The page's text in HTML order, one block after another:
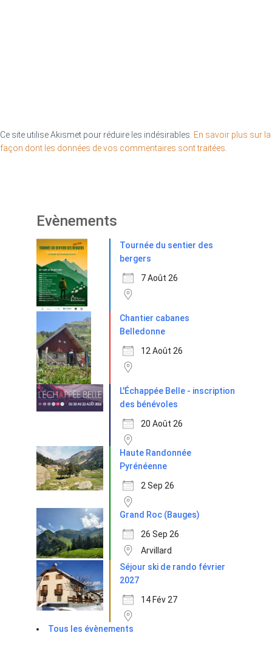
Ce site utilise Akismet pour réduire les indésirables. En savoir plus sur la
façon dont les données de vos commentaires sont traitées
Evènements
Tournée du sentier des
bergers
7 Août 26
Chantier cabanes
Belledonne
12 Août 26
L'Échappée Belle - inscription
des bénévoles
20 Août 26
Haute Randonnée
Pyrénéenne
2 Sep 26
Grand Roc (Bauges)
26 Sep 26
Arvillard
Séjour ski de rando février
2027
14 Fév 27
Tous les évènements